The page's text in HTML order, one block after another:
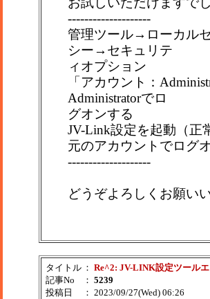
--------------------
管理ツール→ローカル
シー→セキュリテ
ィオプション
「アカウント：
Administratorでロ
グオンする
JV-Link設定を起動（正
元のアカウントでログ
--------------------
どうぞよろしくお願い
タイトル ： Re^2: JV-LINK設定ツール
記事No
： 5239
投稿日
： 2023/09/27(Wed) 06:26